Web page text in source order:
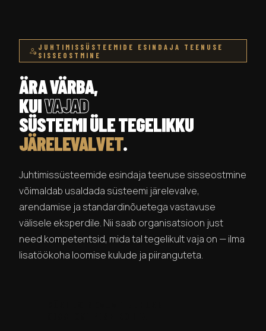
JUHTIMISSÜSTEEMIDE ESINDAJA TEENUSE
SISSEOSTMINE
ÄRA VÄRBA,
KUIVAJAD
SÜSTEEMI ÜLE TEGELIKKU
JÄRELEVALVET.
Juhtimissüsteemide esindaja teenuse sisseostmine
võimaldab usaldada süsteemi järelevalve,
arendamise ja standardinõuetega vastavuse
välisele eksperdile. Nii saab organisatsioon just
need kompetentsid, mida tal tegelikult vaja on — ilma
lisatöökoha loomise kulude ja piiranguteta.